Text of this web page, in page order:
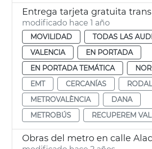
modificado hace 1 año
MOVILIDAD
TODAS LAS
VALENCIA
EN PORTADA
EN PORTADA TEMÁTICA
EMT
CERCANÍAS
METROVALÈNCIA
DANA
METROBÚS
RECUPEREM
Obras del metro en calle